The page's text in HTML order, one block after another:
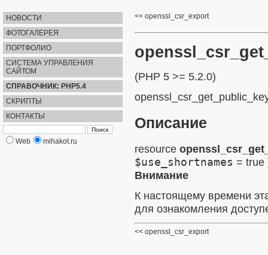
НОВОСТИ
ФОТОГАЛЕРЕЯ
ПОРТФОЛИО
СИСТЕМА УПРАВЛЕНИЯ
САЙТОМ
СПРАВОЧНИК: PHP5.4
СКРИПТЫ
КОНТАКТЫ
Web mihakot.ru
openssl_csr_export
(PHP 5 >= 5.2.0)
Описание
resource
$use_shortnames = true
Внимание
К настоящему времени
для ознакомления
openssl_csr_export